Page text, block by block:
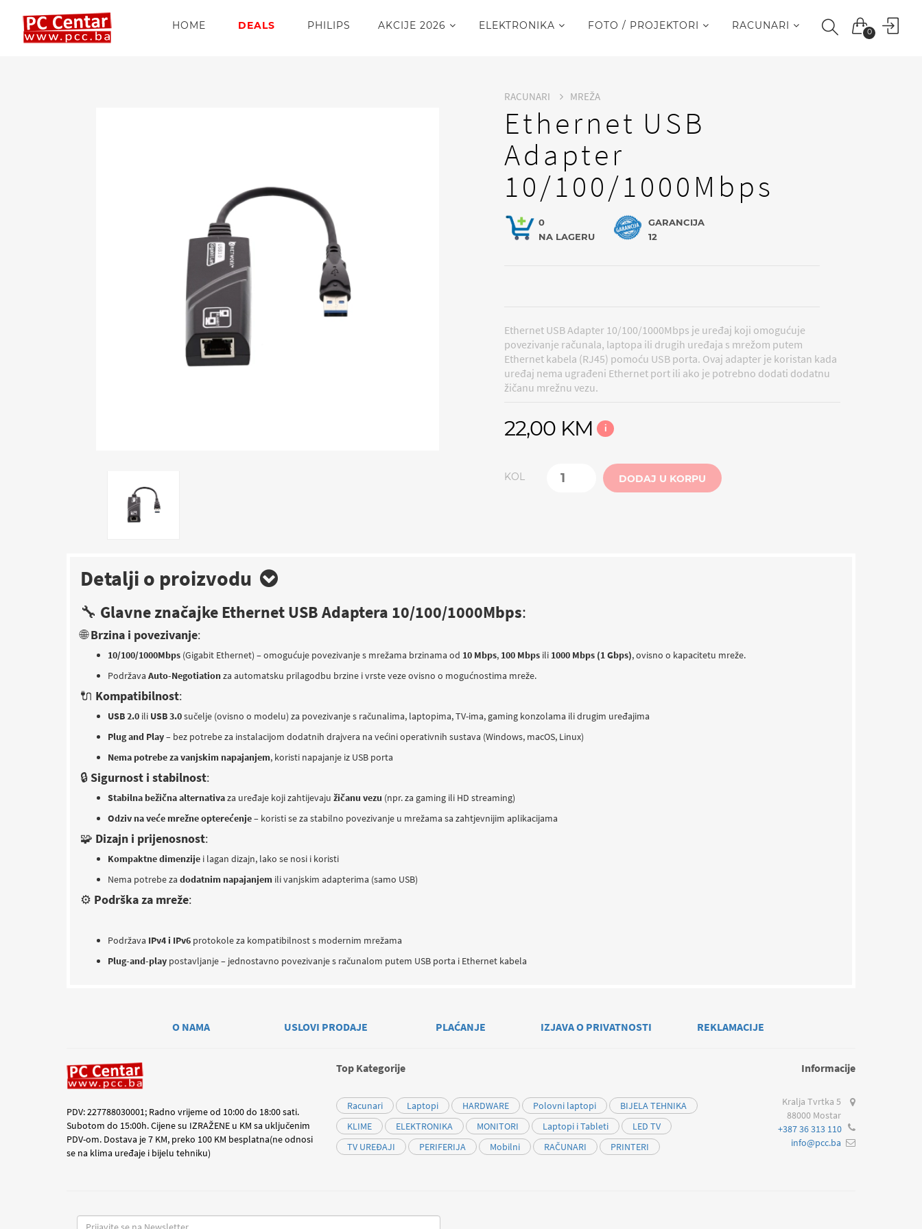
0
HOME DEALS PHILIPS AKCIJE 2026 ELEKTRONIKA FOTO / PROJEKTORI RACUNARI
RACUNARI MREŽA
Ethernet USB
Adapter
10/100/1000Mbps
0
NA LAGERU
GARANCIJA
12
Ethernet USB Adapter 10/100/1000Mbps je uređaj koji omogućuje
povezivanje računala, laptopa ili drugih uređaja s mrežom putem
Ethernet kabela (RJ45) pomoću USB porta. Ovaj adapter je koristan kada
uređaj nema ugrađeni Ethernet port ili ako je potrebno dodati dodatnu
žičanu mrežnu vezu.
22,00 KM i
KOL DODAJ U KORPU
Detalji o proizvodu
🔧 Glavne značajke Ethernet USB Adaptera 10/100/1000Mbps:
🌐Brzina i povezivanje:
10/100/1000Mbps (Gigabit Ethernet) – omogućuje povezivanje s mrežama brzinama od 10 Mbps, 100 Mbps ili 1000 Mbps (1 Gbps), ovisno o kapacitetu mreže.
Podržava Auto-Negotiationza automatsku prilagodbu brzine i vrste veze ovisno o mogućnostima mreže.
🔌 Kompatibilnost:
USB 2.0 ili USB 3.0sučelje (ovisno o modelu) za povezivanje s računalima, laptopima, TV-ima, gaming konzolama ili drugim uređajima
Plug and Play– bez potrebe za instalacijom dodatnih drajvera na većini operativnih sustava (Windows, macOS, Linux)
Nema potrebe za vanjskim napajanjem, koristi napajanje iz USB porta
🔒Sigurnost i stabilnost:
Stabilna bežična alternativaza uređaje koji zahtijevaju žičanu vezu (npr. za gaming ili HD streaming)
Odziv na veće mrežne opterećenje– koristi se za stabilno povezivanje u mrežama sa zahtjevnijim aplikacijama
🧩 Dizajn i prijenosnost:
Kompaktne dimenzije i lagan dizajn, lako se nosi i koristi
Nema potrebe za dodatnim napajanjem ili vanjskim adapterima (samo USB)
⚙️ Podrška za mreže:
Podržava IPv4 i IPv6 protokole za kompatibilnost s modernim mrežama
Plug-and-play postavljanje – jednostavno povezivanje s računalom putem USB porta i Ethernet kabela
O NAMA USLOVI PRODAJE PLAĆANJE IZJAVA O PRIVATNOSTI REKLAMACIJE
PDV: 227788030001; Radno vrijeme od 10:00 do 18:00 sati.
Subotom do 15:00h. Cijene su IZRAŽENE u KM sa uključenim
PDV-om. Dostava je 7 KM, preko 100 KM besplatna(ne odnosi
se na klima uređaje i bijelu tehniku)
Top Kategorije
Racunari Laptopi HARDWARE Polovni laptopi
BIJELA TEHNIKA
KLIME
ELEKTRONIKA MONITORI Laptopi i Tableti
LED TV
TV UREĐAJI
PERIFERIJA Mobilni RAČUNARI PRINTERI
Informacije
Kralja Tvrtka 5
88000 Mostar
+387 36 313 110
info@pcc.ba